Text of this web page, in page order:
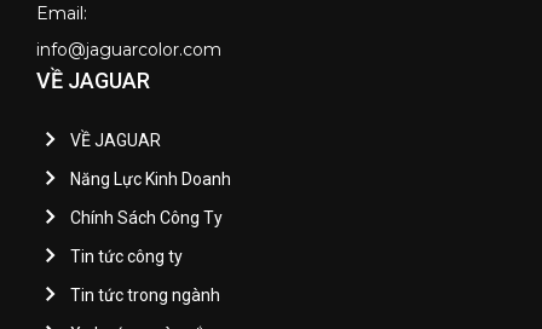
Email:
info@jaguarcolor.com
VỀ JAGUAR
VỀ JAGUAR
Năng Lực Kinh Doanh
Chính Sách Công Ty
Tin tức công ty
Tin tức trong ngành